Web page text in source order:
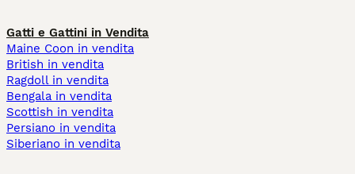
Gatti e Gattini in Vendita
Maine Coon in vendita
British in vendita
Ragdoll in vendita
Bengala in vendita
Scottish in vendita
Persiano in vendita
Siberiano in vendita